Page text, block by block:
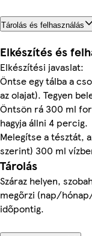
Tárolás és felhasználás
Elkészítés és
Elkészítési javaslat:
Öntse egy tálba a
az olajat). Tegyen
Öntsön rá 300 ml
hagyja állni 4 percig.
Melegítse a tésztát,
szerint) 300 ml
Tárolás
Száraz helyen,
megőrzi (nap/
időpontig.